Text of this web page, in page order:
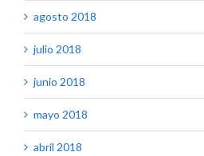
agosto 2018
julio 2018
junio 2018
mayo 2018
abril 2018